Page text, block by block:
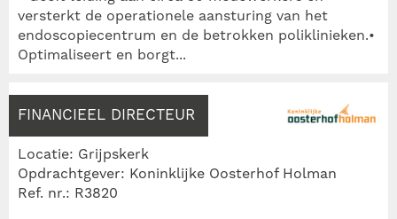
versterkt de operationele aansturing van het
endoscopiecentrum en de betrokken poliklinieken.•
Optimaliseert en borgt...
FINANCIEEL DIRECTEUR
Locatie: Grijpskerk
Opdrachtgever: Koninklijke Oosterhof Holman
Ref. nr.: R3820